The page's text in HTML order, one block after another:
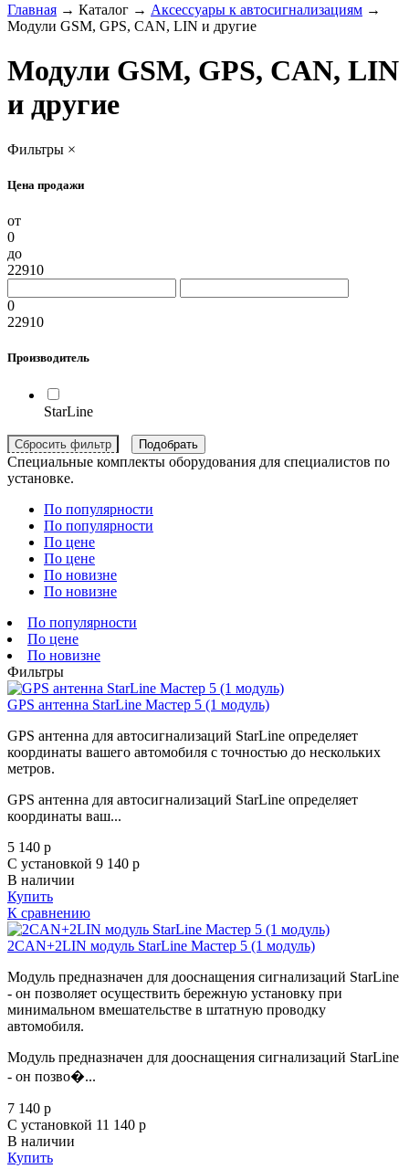
Главная → Каталог → Аксессуары к автосигнализациям →
Модули GSM, GPS, CAN, LIN и другие
Модули GSM, GPS, CAN, LIN
и другие
Фильтры ×
Цена продажи
от
0
до
22910
0
22910
Производитель
StarLine
Специальные комплекты оборудования для специалистов по
установке.
По популярности
По популярности
По цене
По цене
По новизне
По новизне
По популярности
По цене
По новизне
Фильтры
GPS антенна StarLine Мастер 5 (1 модуль)
GPS антенна для автосигнализаций StarLine определяет
координаты вашего автомобиля с точностью до нескольких
метров.
GPS антенна для автосигнализаций StarLine определяет
координаты ваш...
5 140 p
С установкой 9 140 p
В наличии
Купить
К сравнению
2CAN+2LIN модуль StarLine Мастер 5 (1 модуль)
Модуль предназначен для дооснащения сигнализаций StarLine
- он позволяет осуществить бережную установку при
минимальном вмешательстве в штатную проводку
автомобиля.
Модуль предназначен для дооснащения сигнализаций StarLine
- он позво�...
7 140 p
С установкой 11 140 p
В наличии
Купить